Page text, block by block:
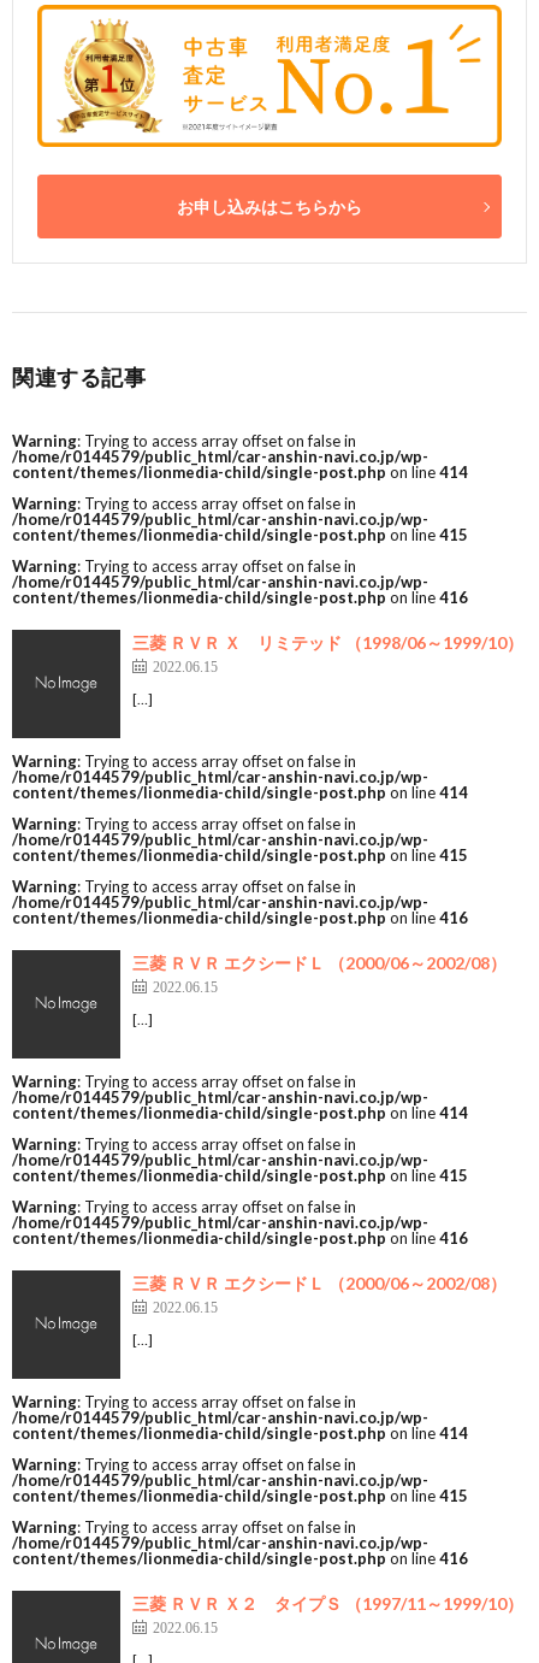
お申し込みはこちらから
関連する記事
Warning: Trying to access array offset on false in
/home/r0144579/public_html/car-anshin-navi.co.jp/wp-
content/themes/lionmedia-child/single-post.php on line414
Warning: Trying to access array offset on false in
/home/r0144579/public_html/car-anshin-navi.co.jp/wp-
content/themes/lionmedia-child/single-post.php on line415
Warning: Trying to access array offset on false in
/home/r0144579/public_html/car-anshin-navi.co.jp/wp-
content/themes/lionmedia-child/single-post.php on line416
三菱 ＲＶＲ Ｘ リミテッド （1998/06～1999/10）
2022.06.15
[…]
Warning: Trying to access array offset on false in
/home/r0144579/public_html/car-anshin-navi.co.jp/wp-
content/themes/lionmedia-child/single-post.php on line414
Warning: Trying to access array offset on false in
/home/r0144579/public_html/car-anshin-navi.co.jp/wp-
content/themes/lionmedia-child/single-post.php on line415
Warning: Trying to access array offset on false in
/home/r0144579/public_html/car-anshin-navi.co.jp/wp-
content/themes/lionmedia-child/single-post.php on line416
三菱 ＲＶＲ エクシードＬ （2000/06～2002/08）
2022.06.15
[…]
Warning: Trying to access array offset on false in
/home/r0144579/public_html/car-anshin-navi.co.jp/wp-
content/themes/lionmedia-child/single-post.php on line414
Warning: Trying to access array offset on false in
/home/r0144579/public_html/car-anshin-navi.co.jp/wp-
content/themes/lionmedia-child/single-post.php on line415
Warning: Trying to access array offset on false in
/home/r0144579/public_html/car-anshin-navi.co.jp/wp-
content/themes/lionmedia-child/single-post.php on line416
三菱 ＲＶＲ エクシードＬ （2000/06～2002/08）
2022.06.15
[…]
Warning: Trying to access array offset on false in
/home/r0144579/public_html/car-anshin-navi.co.jp/wp-
content/themes/lionmedia-child/single-post.php on line414
Warning: Trying to access array offset on false in
/home/r0144579/public_html/car-anshin-navi.co.jp/wp-
content/themes/lionmedia-child/single-post.php on line415
Warning: Trying to access array offset on false in
/home/r0144579/public_html/car-anshin-navi.co.jp/wp-
content/themes/lionmedia-child/single-post.php on line416
三菱 ＲＶＲ Ｘ２ タイプＳ （1997/11～1999/10）
2022.06.15